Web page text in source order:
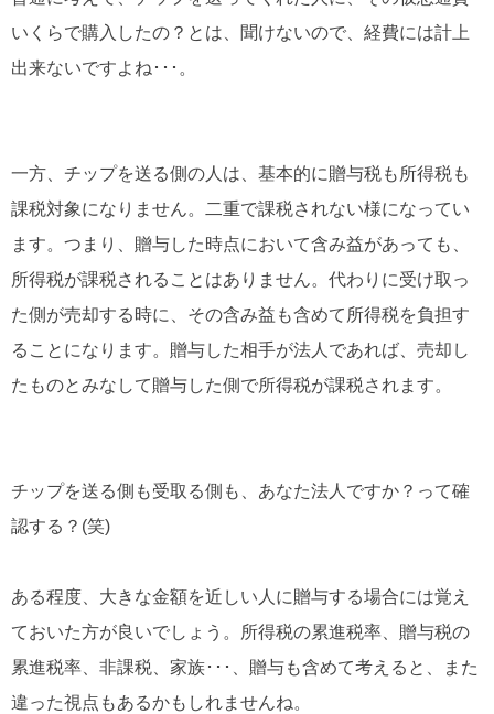
いくらで購入したの？とは、聞けないので、経費には計上
出来ないですよね･･･。
一方、チップを送る側の人は、基本的に贈与税も所得税も
課税対象になりません。二重で課税されない様になってい
ます。つまり、贈与した時点において含み益があっても、
所得税が課税されることはありません。代わりに受け取っ
た側が売却する時に、その含み益も含めて所得税を負担す
ることになります。贈与した相手が法人であれば、売却し
たものとみなして贈与した側で所得税が課税されます。
チップを送る側も受取る側も、あなた法人ですか？って確
認する？(笑)
ある程度、大きな金額を近しい人に贈与する場合には覚え
ておいた方が良いでしょう。所得税の累進税率、贈与税の
累進税率、非課税、家族･･･、贈与も含めて考えると、また
違った視点もあるかもしれませんね。